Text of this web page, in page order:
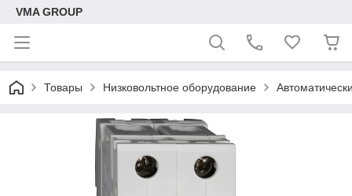
VMA GROUP
Товары Низковольтное оборудование